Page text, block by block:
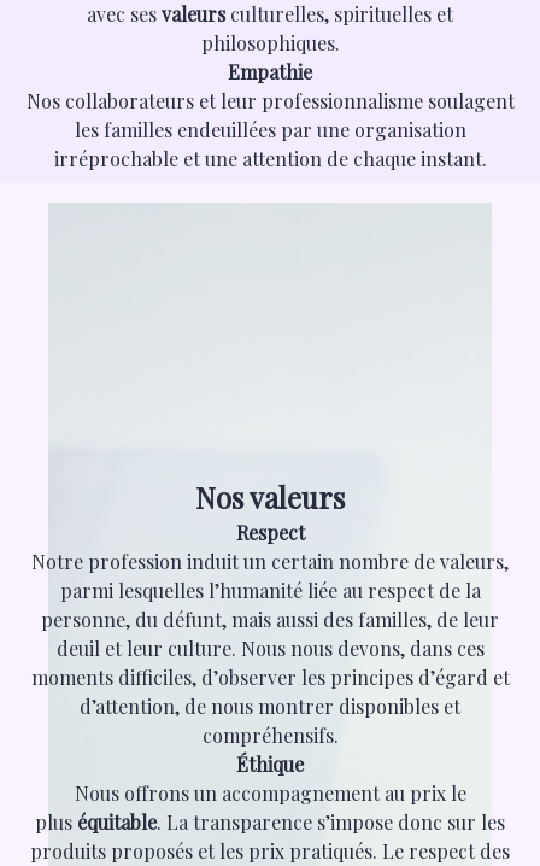
avec sesvaleursculturelles, spirituelles et
philosophiques.
Empathie
Nos collaborateurs et leur professionnalisme soulagent
les familles endeuillées par une organisation
irréprochable et une attention de chaque instant.
Nos valeurs
Respect
Notre profession induit un certain nombre de valeurs,
parmi lesquelles l’humanité liée au respect de la
personne, du défunt, mais aussi des familles, de leur
deuil et leur culture. Nous nous devons, dans ces
moments difficiles, d’observer les principes d’égard et
d’attention, de nous montrer disponibles et
compréhensifs.
Éthique
Nous offrons un accompagnement au prix le
plus équitable. La transparence s’impose donc sur les
produits proposés et les prix pratiqués. Le respect des